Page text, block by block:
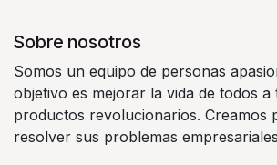
Sobre nosotros
Somos un equipo de personas
objetivo es mejorar la vida de todos a
productos revolucionarios. Creamos
resolver sus problemas